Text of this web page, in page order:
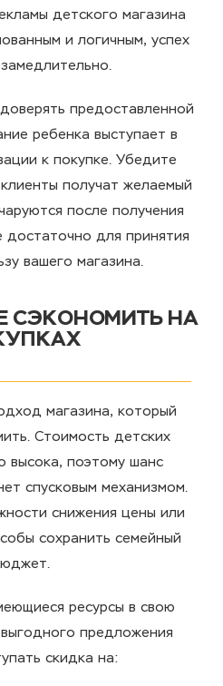
детского магазина
и логичным, успех
предоставленной
ребенка выступает в
к покупке. Убедите
получат желаемый
после получения
достаточно для принятия
вашего магазина.
СЭКОНОМИТЬ НА
магазина, который
Стоимость детских
высока, поэтому шанс
спусковым механизмом.
снижения цены или
сохранить семейный
ресурсы в свою
предложения
скидка на: